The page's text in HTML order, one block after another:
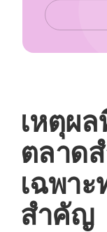
เหตุผ
ตลาด
เฉพา
สำคัญ